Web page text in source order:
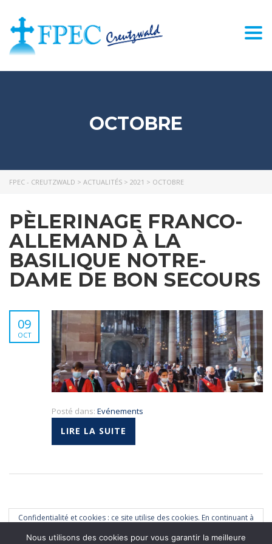
OCTOBRE
FPEC - CREUTZWALD > ACTUALITÉS > 2021 > OCTOBRE
PÈLERINAGE FRANCO-
ALLEMAND À LA
BASILIQUE NOTRE-
DAME DE BON SECOURS
09
OCT
Posté dans: Evénements
LIRE LA SUITE
Confidentialité et cookies : ce site utilise des cookies. En continuant à
Pour en savoir plus, y compris sur la façon de contrôler les cookies,
Nous utilisons des cookies pour vous garantir la meilleure